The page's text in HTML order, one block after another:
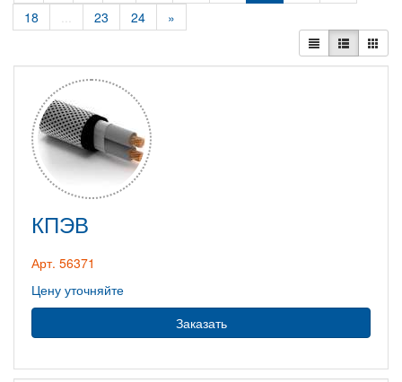
18
... 23 24 »
КПЭВ
Арт. 56371
Цену уточняйте
Заказать